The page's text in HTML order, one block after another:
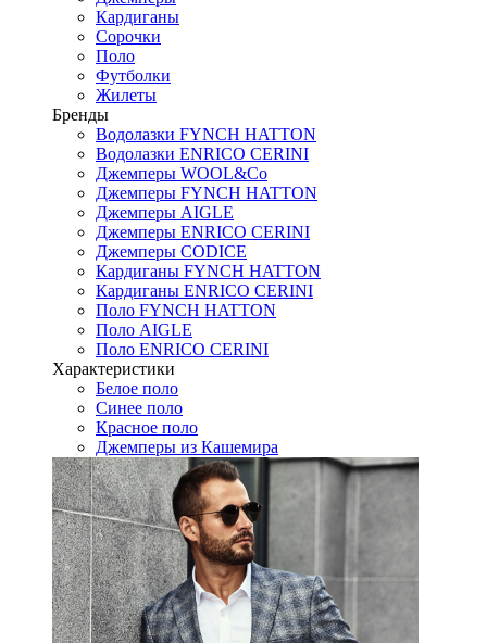
Кардиганы
Сорочки
Поло
Футболки
Жилеты
Бренды
Водолазки FYNCH HATTON
Водолазки ENRICO CERINI
Джемперы WOOL&Co
Джемперы FYNCH HATTON
Джемперы AIGLE
Джемперы ENRICO CERINI
Джемперы CODICE
Кардиганы FYNCH HATTON
Кардиганы ENRICO CERINI
Поло FYNCH HATTON
Поло AIGLE
Поло ENRICO CERINI
Характеристики
Белое поло
Синее поло
Красное поло
Джемперы из Кашемира